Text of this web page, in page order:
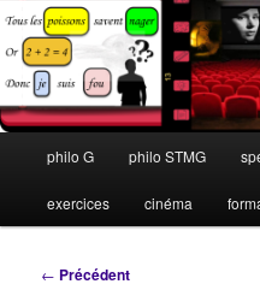
principal
philo G philo STMG
exercices cinéma
Navigation
← Précédent